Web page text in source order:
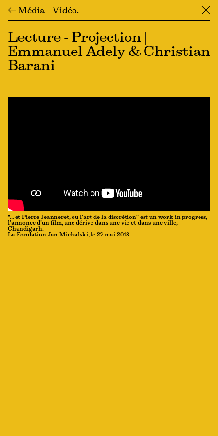
← Média Vidéo ╳
Lecture - Projection |
Emmanuel Adely & Christian
Barani
"… et Pierre Jeanneret, ou l’art de la discrétion" est un work in progress,
l’annonce d’un film, une dérive dans une vie et dans une ville,
Chandigarh.
La Fondation Jan Michalski, le 27 mai 2018